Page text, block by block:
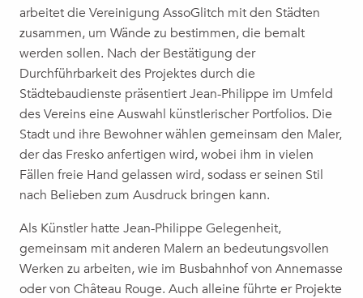
arbeitet die Vereinigung AssoGlitch mit den Städten
zusammen, um Wände zu bestimmen, die bemalt
werden sollen. Nach der Bestätigung der
Durchführbarkeit des Projektes durch die
Städtebaudienste präsentiert Jean-Philippe im Umfeld
des Vereins eine Auswahl künstlerischer Portfolios. Die
Stadt und ihre Bewohner wählen gemeinsam den Maler,
der das Fresko anfertigen wird, wobei ihm in vielen
Fällen freie Hand gelassen wird, sodass er seinen Stil
nach Belieben zum Ausdruck bringen kann.
Als Künstler hatte Jean-Philippe Gelegenheit,
gemeinsam mit anderen Malern an bedeutungsvollen
Werken zu arbeiten, wie im Busbahnhof von Annemasse
oder von Château Rouge. Auch alleine führte er Projekte